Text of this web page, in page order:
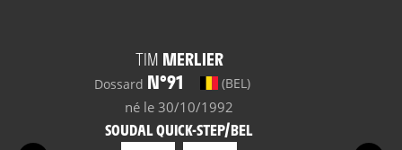
TIM MERLIER
Dossard N°91 (BEL)
né le 30/10/1992
SOUDAL QUICK-STEP/BEL